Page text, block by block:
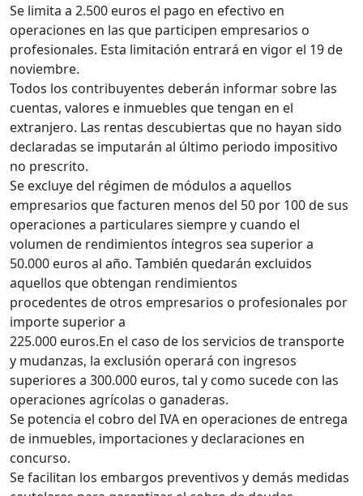
Se limita a 2.500 euros el pago en efectivo en
operaciones en las que participen empresarios o
profesionales. Esta limitación entrará en vigor el 19 de
noviembre.
Todos los contribuyentes deberán informar sobre las
cuentas, valores e inmuebles que tengan en el
extranjero. Las rentas descubiertas que no hayan sido
declaradas se imputarán al último periodo impositivo
no prescrito.
Se excluye del régimen de módulos a aquellos
empresarios que facturen menos del 50 por 100 de sus
operaciones a particulares siempre y cuando el
volumen de rendimientos íntegros sea superior a
50.000 euros al año. También quedarán excluidos
aquellos que obtengan rendimientos
procedentes de otros empresarios o profesionales por
importe superior a
225.000 euros.En el caso de los servicios de transporte
y mudanzas, la exclusión operará con ingresos
superiores a 300.000 euros, tal y como sucede con las
operaciones agrícolas o ganaderas.
Se potencia el cobro del IVA en operaciones de entrega
de inmuebles, importaciones y declaraciones en
concurso.
Se facilitan los embargos preventivos y demás medidas